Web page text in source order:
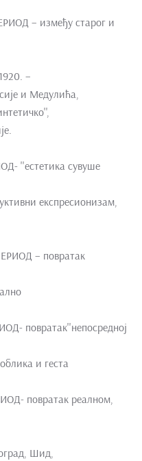
– између старог и
–
и Медулића,
''естетика сувуше
експресионизам,
– повратак
повратак''непосредној
и геста
повратак реалном,
Шид,